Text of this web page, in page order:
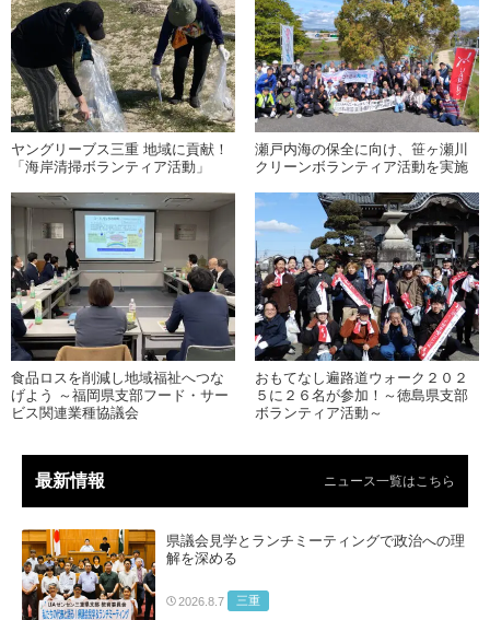
ヤングリーブス三重 地域に貢献！
「海岸清掃ボランティア活動」
瀬戸内海の保全に向け、笹ヶ瀬川
クリーンボランティア活動を実施
食品ロスを削減し地域福祉へつな
げよう ～福岡県支部フード・サー
ビス関連業種協議会
おもてなし遍路道ウォーク２０２
５に２６名が参加！～徳島県支部
ボランティア活動～
最新情報 ニュース一覧はこちら
県議会見学とランチミーティングで政治への理
解を深める
2026.8.7 三重